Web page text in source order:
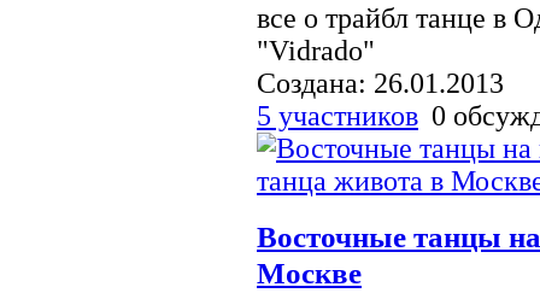
все о трайбл танце в
"Vidrado"
Создана: 26.01.2013
5 участников 0
Восточные танцы
Москве